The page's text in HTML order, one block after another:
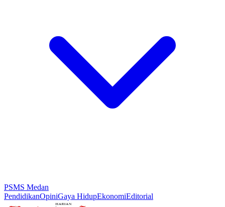
PSMS Medan
PendidikanOpiniGaya HidupEkonomiEditorial